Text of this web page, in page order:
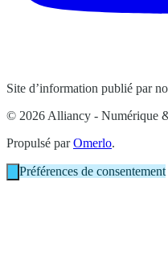
Site d’information publié par
© 2026 Alliancy - Numérique
Propulsé parOmerlo.
Préférences de consentement